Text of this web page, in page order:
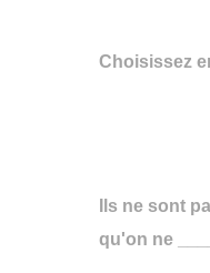
Choisissez
Ils ne sont
qu'on ne